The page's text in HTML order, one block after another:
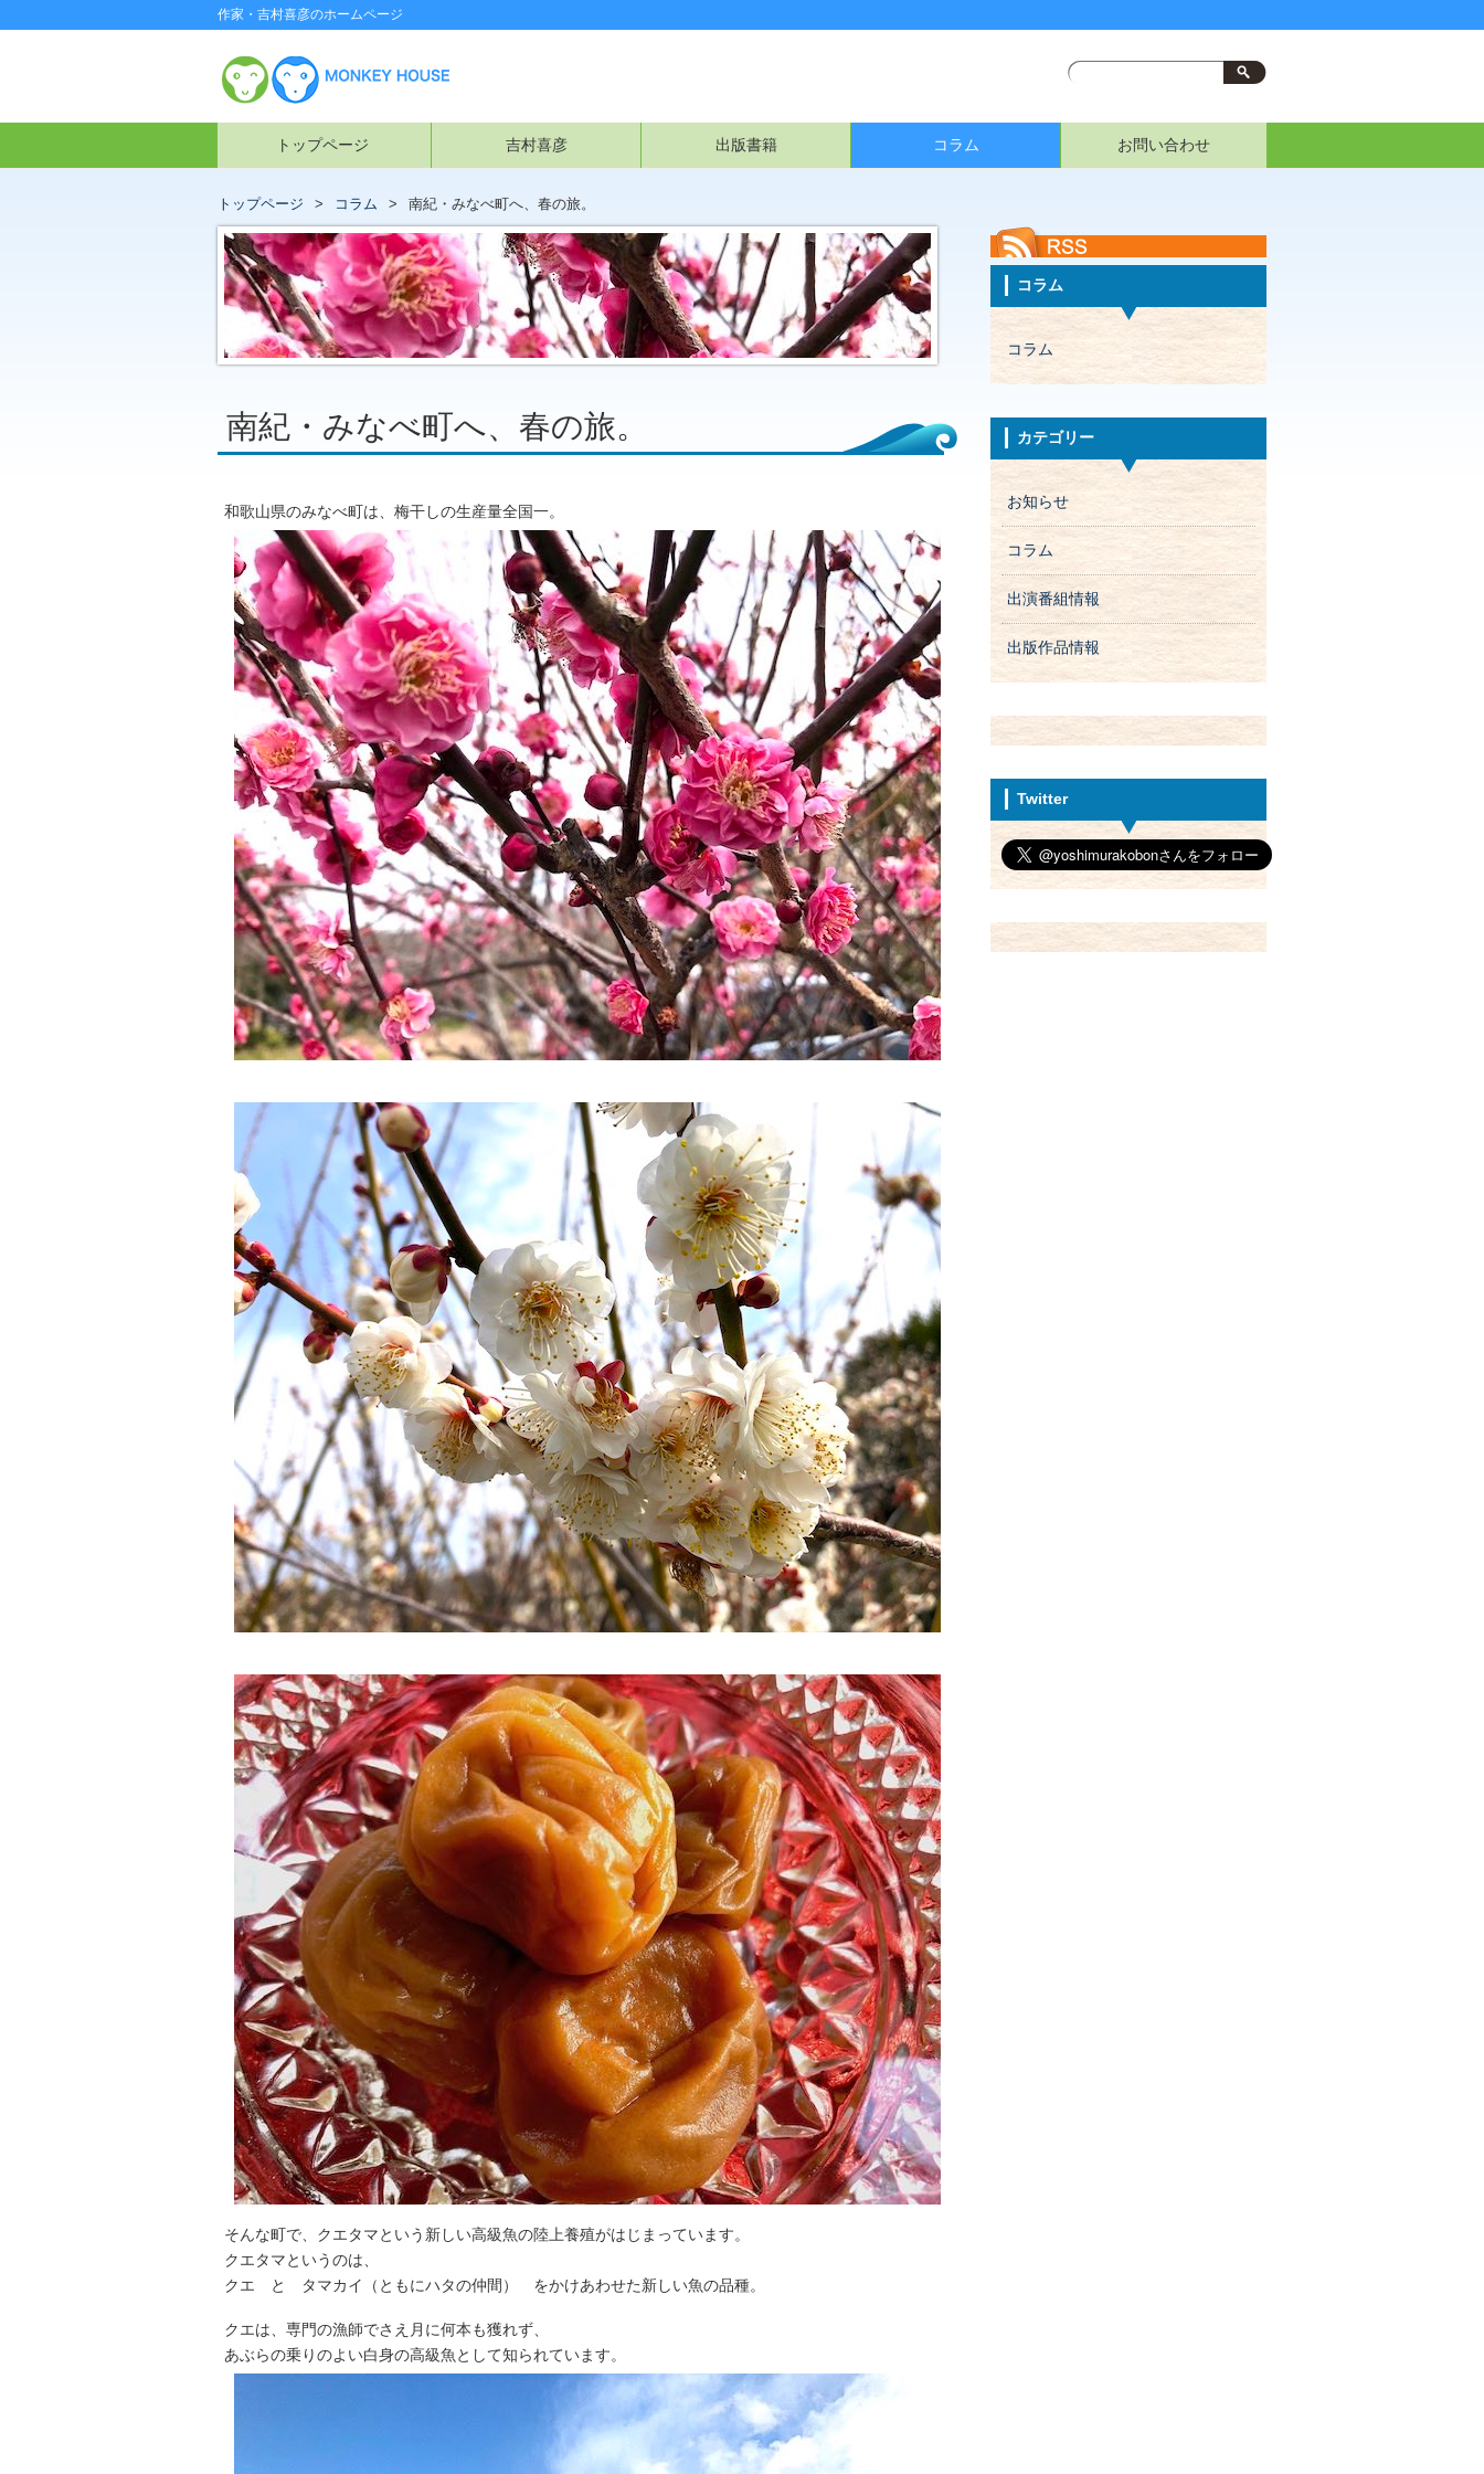
作家・吉村喜彦のホームページ
トップページ 吉村喜彦 出版書籍 コラム お問い合わせ
トップページ コラム 南紀・みなべ町へ、春の旅。
南紀・みなべ町へ、春の旅。
和歌山県のみなべ町は、梅干しの生産量全国一。
そんな町で、クエタマという新しい高級魚の陸上養殖がはじまっています。
クエタマというのは、
クエ と タマカイ（ともにハタの仲間） をかけあわせた新しい魚の品種。
クエは、専門の漁師でさえ月に何本も獲れず、
あぶらの乗りのよい白身の高級魚として知られています。
コラム
コラム
カテゴリー
お知らせ
コラム
出演番組情報
出版作品情報
Twitter